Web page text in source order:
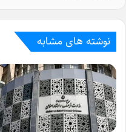
نوشته های مشابه